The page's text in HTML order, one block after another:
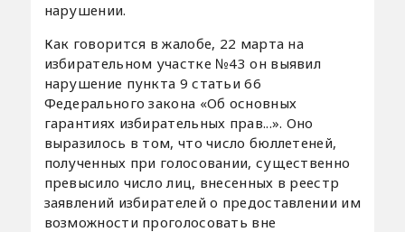
нарушении.
Как говорится в жалобе, 22 марта на
избирательном участке №43 он выявил
нарушение пункта 9 статьи 66
Федерального закона «Об основных
гарантиях избирательных прав...». Оно
выразилось в том, что число бюллетеней,
полученных при голосовании, существенно
превысило число лиц, внесенных в реестр
заявлений избирателей о предоставлении им
возможности проголосовать вне